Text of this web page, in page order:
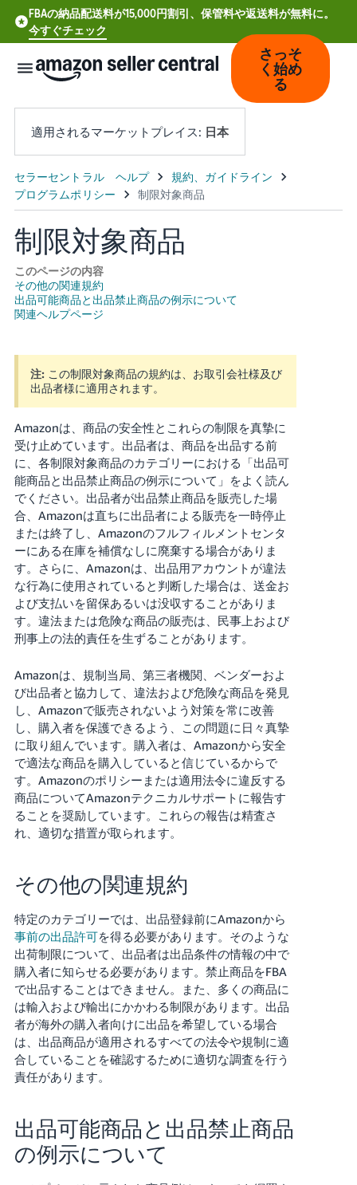
FBAの納品配送料が15,000円割引、保管料や返送料が無料に。
今すぐチェック
日
本
語
中
文
-
CN
Deutsch
- DE
- ES
Français
- FR
Italiano
- IT
한
국
어
-
KR
日
本
-
JP
English
- JP
ロ
グ
イ
ン
さ
っ
そ
く
始
め
る
さっそ
く始め
る
適用されるマーケットプレイス: 日本
制限対象商品
このページの内容
その他の関連規約
出品可能商品と出品禁止商品の例示について
関連ヘルプページ
注: この制限対象商品の規約は、お取引会社様及び
出品者様に適用されます。
Amazonは、商品の安全性とこれらの制限を真摯に
受け止めています。出品者は、商品を出品する前
に、各制限対象商品のカテゴリーにおける「出品可
能商品と出品禁止商品の例示について」をよく読ん
でください。出品者が出品禁止商品を販売した場
合、Amazonは直ちに出品者による販売を一時停止
または終了し、Amazonのフルフィルメントセンタ
ーにある在庫を補償なしに廃棄する場合がありま
す。さらに、Amazonは、出品用アカウントが違法
な行為に使用されていると判断した場合は、送金お
よび支払いを留保あるいは没収することがありま
す。違法または危険な商品の販売は、民事上および
刑事上の法的責任を生ずることがあります。
Amazonは、規制当局、第三者機関、ベンダーおよ
び出品者と協力して、違法および危険な商品を発見
し、Amazonで販売されないよう対策を常に改善
し、購入者を保護できるよう、この問題に日々真摯
に取り組んでいます。購入者は、Amazonから安全
で適法な商品を購入していると信じているからで
す。Amazonのポリシーまたは適用法令に違反する
商品についてAmazonテクニカルサポートに報告す
ることを奨励しています。これらの報告は精査さ
れ、適切な措置が取られます。
その他の関連規約
特定のカテゴリーでは、出品登録前にAmazonから
事前の出品許可を得る必要があります。そのような
出荷制限について、出品者は出品条件の情報の中で
購入者に知らせる必要があります。禁止商品をFBA
で出品することはできません。また、多くの商品に
は輸入および輸出にかかわる制限があります。出品
者が海外の購入者向けに出品を希望している場合
は、出品商品が適用されるすべての法令や規制に適
合していることを確認するために適切な調査を行う
責任があります。
出品可能商品と出品禁止商品
の例示について